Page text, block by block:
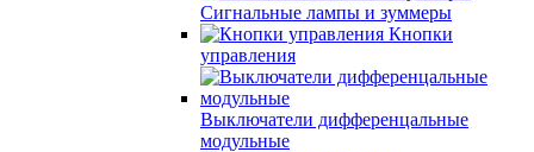
Сигнальные лампы и зуммеры
Кнопки
управления
Выключатели дифференцальные
модульные